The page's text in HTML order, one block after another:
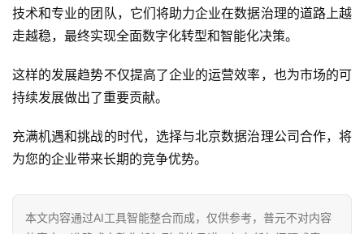
技术和专业的团队，它们将助力企业在数据治理的道路上越
走越稳，最终实现全面数字化转型和智能化决策。
这样的发展趋势不仅提高了企业的运营效率，也为市场的可
持续发展做出了重要贡献。
充满机遇和挑战的时代，选择与北京数据治理公司合作，将
为您的企业带来长期的竞争优势。
本文内容通过AI工具智能整合而成，仅供参考，普元不对内容